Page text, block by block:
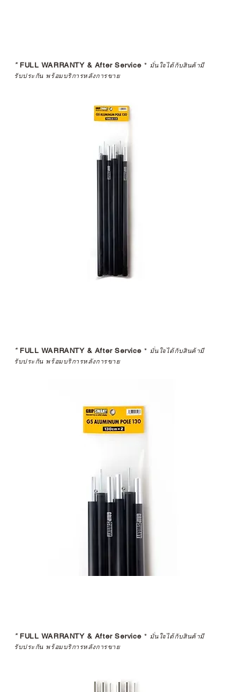
*FULL WARRANTY & After Service * มั่นใจได้กับสินค้ามี
รับประกัน พร้อมบริการหลังการขาย
*FULL WARRANTY & After Service * มั่นใจได้กับสินค้ามี
รับประกัน พร้อมบริการหลังการขาย
*FULL WARRANTY & After Service * มั่นใจได้กับสินค้ามี
รับประกัน พร้อมบริการหลังการขาย